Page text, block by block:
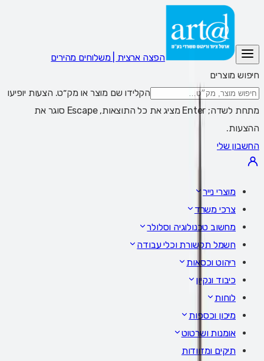
הפצה ארצית | משלוחים מהירים
חיפוש מוצרים
הקלידו שם מוצר או מק״ט. הצעות יופיעו
מתחת לשדה; Enter מציג את כל התוצאות, Escape סוגר את
ההצעות.
החשבון שלי
מוצרי נייר
צרכי משרד
מחשוב טכנולוגיה וסלולר
חשמל תקשורת וכלי עבודה
ריהוט וכסאות
כיבוד ונקיון
לוחות
מיכון וכספות
אומנות ושרטוט
תיקים ומזוודות